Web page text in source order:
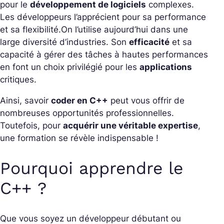
pour le développement de logiciels complexes.
Les développeurs l’apprécient pour sa performance
et sa flexibilité.On l’utilise aujourd’hui dans une
large diversité d’industries. Son efficacité et sa
capacité à gérer des tâches à hautes performances
en font un choix privilégié pour les applications
critiques.
Ainsi, savoir coder en C++ peut vous offrir de
nombreuses opportunités professionnelles.
Toutefois, pour acquérir une véritable expertise,
une formation se révèle indispensable !
Pourquoi apprendre le
C++ ?
Que vous soyez un développeur débutant ou